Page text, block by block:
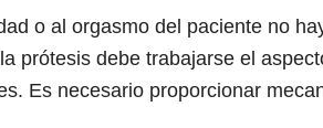
o al orgasmo del paciente no
prótesis debe trabajarse el
Es necesario proporcionar